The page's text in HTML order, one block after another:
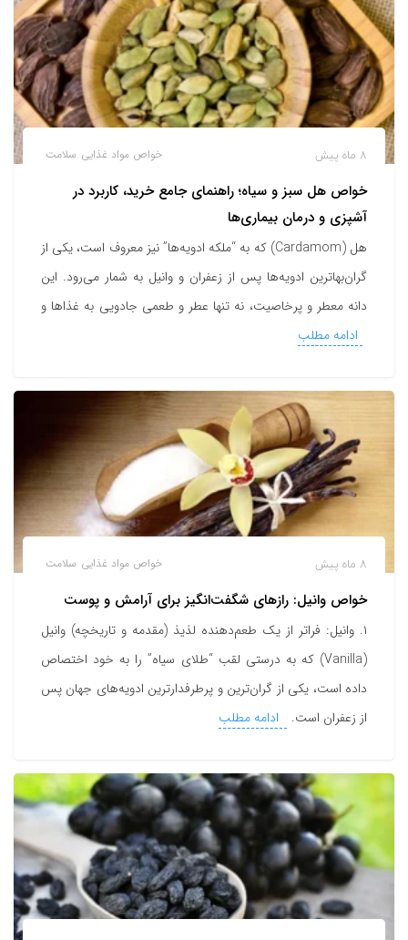
خواص مواد غذایی سلامت 8 ماه پیش
خواص هل سبز و سیاه؛ راهنمای جامع خرید، کاربرد در
آشپزی و درمان بیماری‌ها
هل (Cardamom) که به “ملکه ادویه‌ها” نیز معروف است، یکی از
گران‌بهاترین ادویه‌ها پس از زعفران و وانیل به شمار می‌رود. این
دانه معطر و پرخاصیت، نه تنها عطر و طعمی جادویی به غذاها و
ادامه مطلب
خواص مواد غذایی سلامت 8 ماه پیش
خواص وانیل: رازهای شگفت‌انگیز برای آرامش و پوست
۱. وانیل: فراتر از یک طعم‌دهنده لذیذ (مقدمه و تاریخچه) وانیل
(Vanilla) که به درستی لقب “طلای سیاه” را به خود اختصاص
داده است، یکی از گران‌ترین و پرطرفدارترین ادویه‌های جهان پس
از زعفران است.
ادامه مطلب